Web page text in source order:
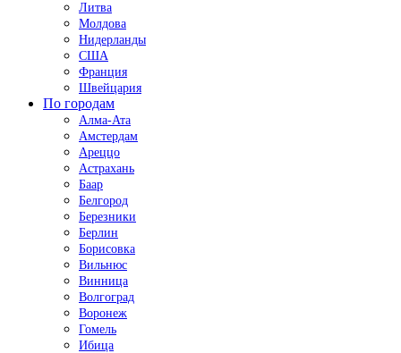
Литва
Молдова
Нидерланды
США
Франция
Швейцария
По городам
Алма-Ата
Амстердам
Ареццо
Астрахань
Баар
Белгород
Березники
Берлин
Борисовка
Вильнюс
Винница
Волгоград
Воронеж
Гомель
Ибица